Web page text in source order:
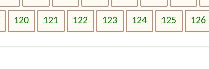
120 121 122 123 124 125 126